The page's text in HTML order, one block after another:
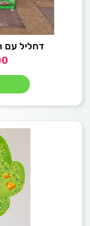
דחליל עם